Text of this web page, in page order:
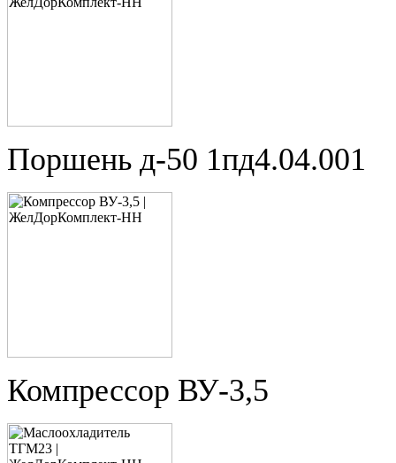
Поршень д-50 1пд4.04.001
Компрессор ВУ-3,5